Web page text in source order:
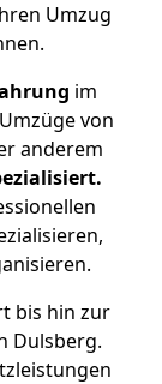
Umzug
im
von
anderem
bis hin zur
Dulsberg.